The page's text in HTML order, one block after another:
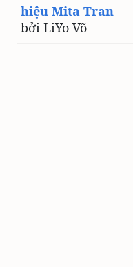
hiệu Mita Tran
bởi LiYo Võ